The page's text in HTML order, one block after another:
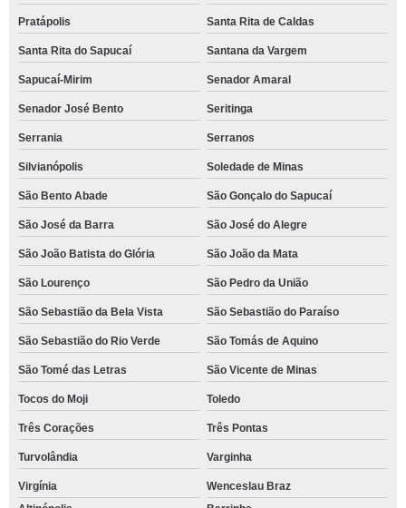
Pratápolis Santa Rita de Caldas
Santa Rita do Sapucaí Santana da Vargem
Sapucaí-Mirim Senador Amaral
Senador José Bento Seritinga
Serrania Serranos
Silvianópolis Soledade de Minas
São Bento Abade São Gonçalo do Sapucaí
São José da Barra São José do Alegre
São João Batista do Glória São João da Mata
São Lourenço São Pedro da União
São Sebastião da Bela Vista São Sebastião do Paraíso
São Sebastião do Rio Verde São Tomás de Aquino
São Tomé das Letras São Vicente de Minas
Tocos do Moji Toledo
Três Corações Três Pontas
Turvolândia Varginha
Virgínia
Wenceslau Braz